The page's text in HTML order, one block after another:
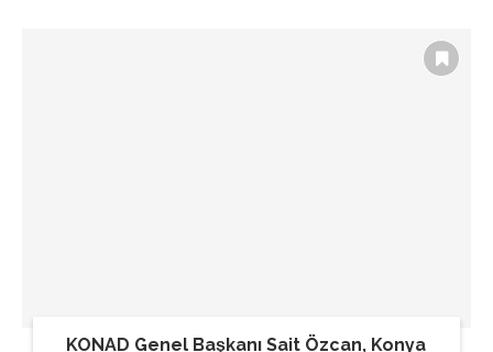
KONAD Genel Başkanı Sait Özcan, Konya